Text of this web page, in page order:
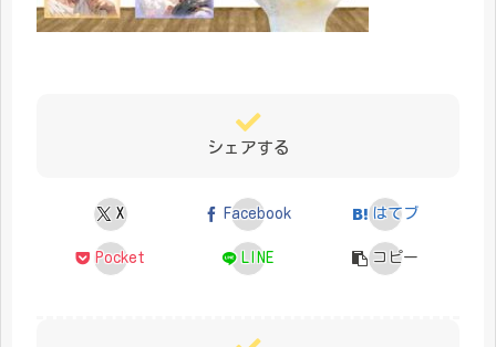
シェアする
X Facebook はてブ
Pocket LINE コピー